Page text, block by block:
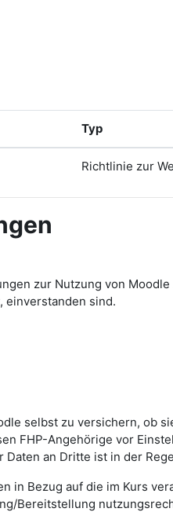
Typ
Richtlinie zur
zur Nutzung von
einverstanden sind.
selbst zu versichern, ob
FHP-Angehörige vor
an Dritte ist in der
Bezug auf die im Kurs
Bereitstellung